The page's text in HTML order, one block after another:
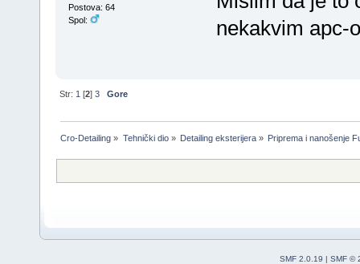
Postova: 64
Spol:
nekakvim apc-
Str: 1 [2]3 Gore
Cro-Detailing » Tehnički dio» Detailing eksterijera» Priprema i nanošenje
SMF 2.0.19 | SMF ©